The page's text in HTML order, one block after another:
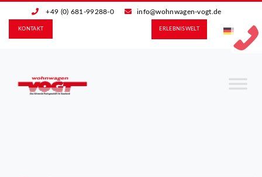
+49 (0) 681-99288-0 info@wohnwagen-vogt.de
ERLEBNIS­WELT
KONTAKT